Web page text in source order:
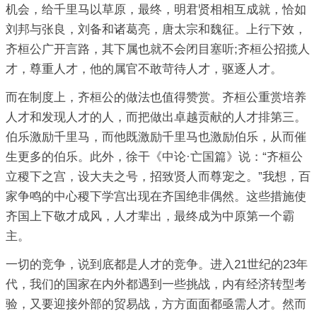
机会，给千里马以草原，最终，明君贤相相互成就，恰如
刘邦与张良，刘备和诸葛亮，唐太宗和魏征。上行下效，
齐桓公广开言路，其下属也就不会闭目塞听;齐桓公招揽人
才，尊重人才，他的属官不敢苛待人才，驱逐人才。
而在制度上，齐桓公的做法也值得赞赏。齐桓公重赏培养
人才和发现人才的人，而把做出卓越贡献的人才排第三。
伯乐激励千里马，而他既激励千里马也激励伯乐，从而催
生更多的伯乐。此外，徐干《中论·亡国篇》说：“齐桓公
立稷下之宫，设大夫之号，招致贤人而尊宠之。”我想，百
家争鸣的中心稷下学宫出现在齐国绝非偶然。这些措施使
齐国上下敬才成风，人才辈出，最终成为中原第一个霸
主。
一切的竞争，说到底都是人才的竞争。进入21世纪的23年
代，我们的国家在内外都遇到一些挑战，内有经济转型考
验，又要迎接外部的贸易战，方方面面都亟需人才。然而